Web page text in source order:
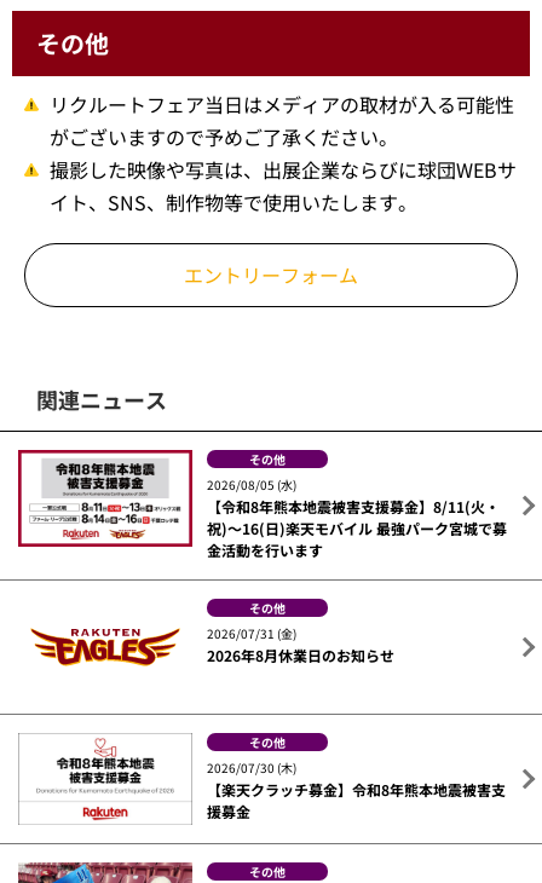
その他
リクルートフェア当日はメディアの取材が入る可能性
がございますので予めご了承ください。
撮影した映像や写真は、出展企業ならびに球団WEBサ
イト、SNS、制作物等で使用いたします。
エントリーフォーム
関連ニュース
その他
2026/08/05 (水)
【令和8年熊本地震被害支援募金】8/11(火・
祝)～16(日)楽天モバイル 最強パーク宮城で募
金活動を行います
その他
2026/07/31 (金)
2026年8月休業日のお知らせ
その他
2026/07/30 (木)
【楽天クラッチ募金】令和8年熊本地震被害支
援募金
その他